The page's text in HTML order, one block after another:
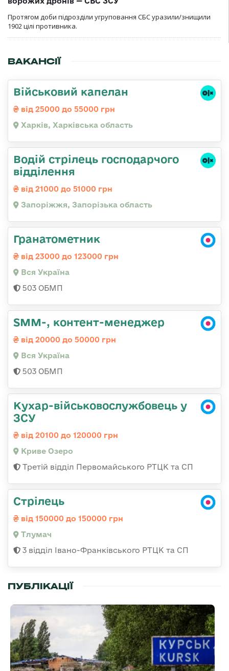
Протягом доби підрозділи угруповання СБС уразили/знищили
1902 цілі противника.
ВАКАНСІЇ
Військовий капелан
від 25000 до 55000 грн
Харків, Харківська область
Водій стрілець господарчого
відділення
від 21000 до 51000 грн
Запоріжжя, Запорізька область
Гранатометник
від 23000 до 123000 грн
Вся Україна
503 ОБМП
SMM-, контент-менеджер
від 20000 до 50000 грн
Вся Україна
503 ОБМП
Кухар-військовослужбовець у
ЗСУ
від 20100 до 120000 грн
Криве Озеро
Третій відділ Первомайського РТЦК та СП
Стрілець
від 150000 до 150000 грн
Тлумач
3 відділ Івано-Франківського РТЦК та СП
ПУБЛІКАЦІЇ